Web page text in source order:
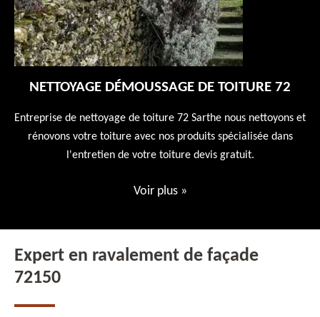
NETTOYAGE DÉMOUSSAGE DE TOITURE 72
Entreprise de nettoyage de toiture 72 Sarthe nous nettoyons et
rénovons votre toiture avec nos produits spécialisée dans
l'entretien de votre toiture devis gratuit.
Voir plus »
Expert en ravalement de façade
72150